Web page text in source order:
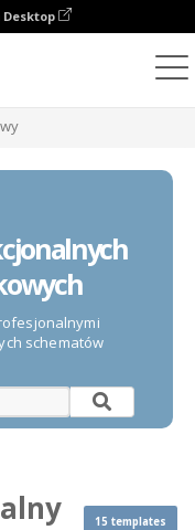
schematów
15 templates